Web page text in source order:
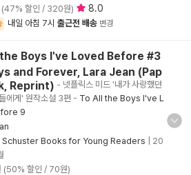
(47% 할인 / 320원) 8.0
내일 아침 7시 출근전 배송 변경
Boys I've Loved Before #3
and Forever, Lara Jean (Pap
Reprint) - 넷플릭스 미드 '내가 사랑했던
에게' 원작소설 3편 - To All the Boys I've L
9
Schuster Books for Young Readers
20
(50% 할인 / 70원)